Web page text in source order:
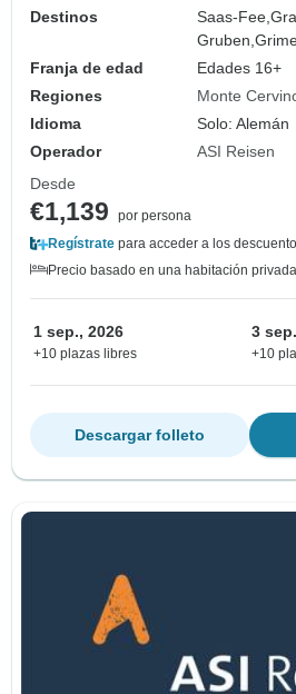
Destinos
Saas-Fee,
Gruben,
Franja de edad
Edades 16+
Regiones
Monte
Idioma
Solo: Alemán
Operador
ASI Reisen
Desde
€1,139
por persona
Regístrate para acceder a los
Precio basado en una habitación
1 sep., 2026
+10 plazas libres
3
+10
Descargar folleto